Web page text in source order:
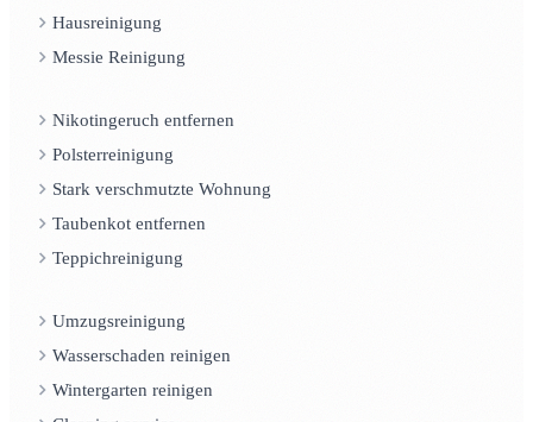
Hausreinigung
Messie Reinigung
Nikotingeruch entfernen
Polsterreinigung
Stark verschmutzte Wohnung
Taubenkot entfernen
Teppichreinigung
Umzugsreinigung
Wasserschaden reinigen
Wintergarten reinigen